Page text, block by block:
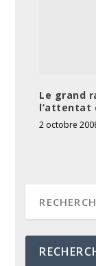
Le grand
l’attentat
2 octobre